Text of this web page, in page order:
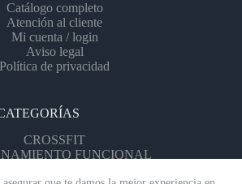
Catálogo completo
Atención al cliente
Mi cuenta / login
Aviso legal
Política de privacidad
CROSSFIT
FUNCIONAL